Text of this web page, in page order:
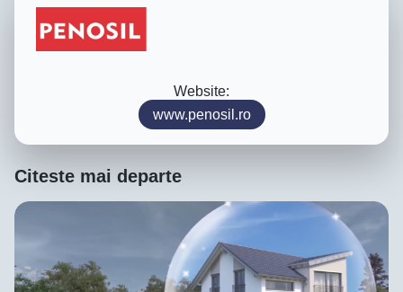
Website:
www.penosil.ro
Citeste mai departe